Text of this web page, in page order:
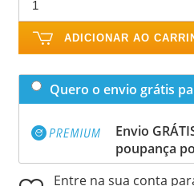
ADICIONAR AO
Quero o envio grátis
Envio
poupança
Entre na sua conta